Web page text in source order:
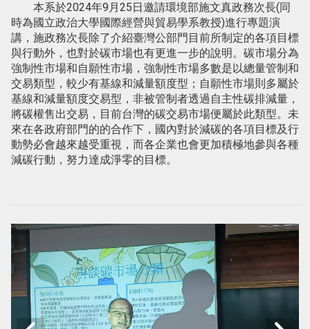
本系於2024年9月25日邀請環境部施文真政務次長(同
時為國立政治大學國際經營與貿易學系教授)進行專題演
講，施政務次長除了介紹臺灣公部門目前所制定的各項目標
與行動外，也對於碳市場也有更進一步的說明。碳市場分為
強制性市場和自願性市場，強制性市場多數是以總量管制和
交易類型，較少有基線和減量額度型；自願性市場則多屬於
基線和減量額度交易型，非被管制者透過自主性碳排減量，
將碳權售出交易，目前台灣的碳交易市場便屬於此類型。未
來在各政府部門的的合作下，國內對於減碳的各項目標及行
動勢必會越來越受重視，而各企業也會更加積極地參與各種
減碳行動，努力達成淨零的目標。